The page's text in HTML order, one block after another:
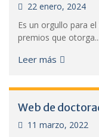
22 enero, 2024
Es un orgullo para
premios que otorga...
Leer más
Web de
11 marzo, 2022